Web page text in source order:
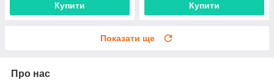
Купити Купити
Показати ще
Про нас